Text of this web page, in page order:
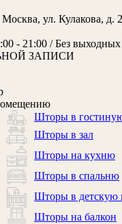
Москва, ул. Кулакова, д.
- 21:00 / Без выходных
ЗАПИСИ
Шторы в
Шторы в зал
Шторы на кухню
Шторы в спальню
Шторы в детскую
Шторы на балкон